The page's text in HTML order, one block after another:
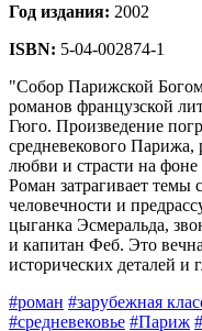
Год издания: 2002
ISBN: 5-04-002874-1
"Собор Парижской
романов французской
Гюго. Произведение
средневекового
любви и страсти на
Роман затрагивает темы
человечности и
цыганка Эсмеральда,
и капитан Феб. Это
исторических деталей
#роман #зарубежная
#средневековье #Париж